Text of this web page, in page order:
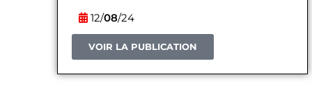
12/08/24
VOIR LA PUBLICATION